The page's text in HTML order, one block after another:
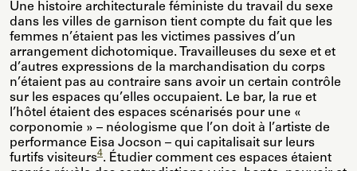
Une histoire architecturale féministe du travail du sexe
dans les villes de garnison tient compte du fait que les
femmes n’étaient pas les victimes passives d’un
arrangement dichotomique. Travailleuses du sexe et et
d’autres expressions de la marchandisation du corps
n’étaient pas au contraire sans avoir un certain contrôle
sur les espaces qu’elles occupaient. Le bar, la rue et
l’hôtel étaient des espaces scénarisés pour une «
corponomie » – néologisme que l’on doit à l’artiste de
performance Eisa Jocson – qui capitalisait sur leurs
furtifs visiteurs4. Étudier comment ces espaces étaient